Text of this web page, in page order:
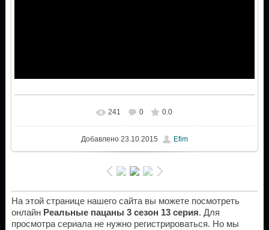
241 0 0.0
Добавлено23.10.2015 Efim
На этой странице нашего сайта вы можете посмотреть
онлайн Реальные пацаны 3 сезон 13 серия. Для
просмотра сериала не нужно регистрироваться. Но мы